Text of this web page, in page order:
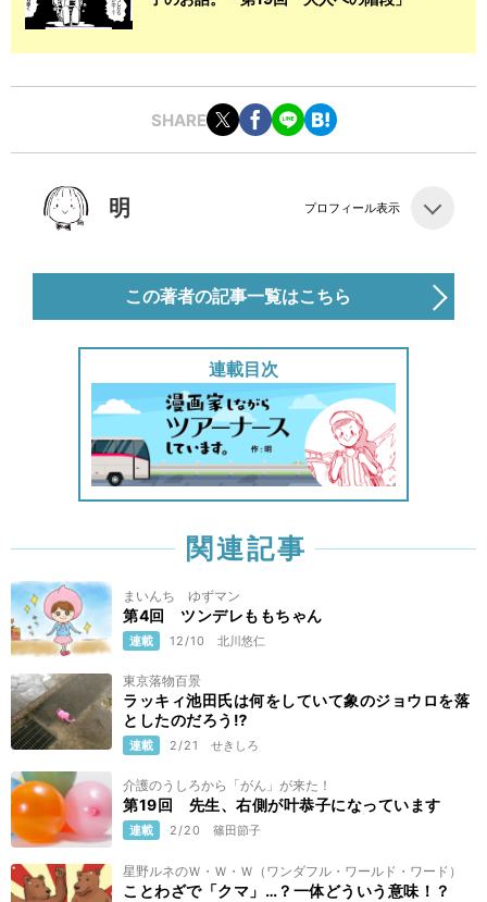
SHARE
明 プロフィール表示
この著者の記事一覧はこちら
連載目次
関連記事
まいんち ゆずマン
第4回 ツンデレももちゃん
連載 12/10 北川悠仁
東京落物百景
ラッキィ池田氏は何をしていて象のジョウロを落
としたのだろう⁉️
連載 2/21 せきしろ
介護のうしろから「がん」が来た！
第19回 先生、右側が叶恭子になっています
連載 2/20 篠田節子
星野ルネのＷ・Ｗ・Ｗ（ワンダフル・ワールド・ワード）
ことわざで「クマ」…？一体どういう意味！？